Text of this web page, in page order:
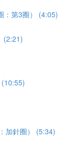
：第3圈） (4:05)
(2:21)
加針圈） (5:34)